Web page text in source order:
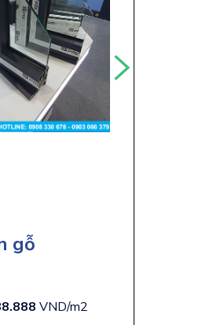
gỗ
VND/m2